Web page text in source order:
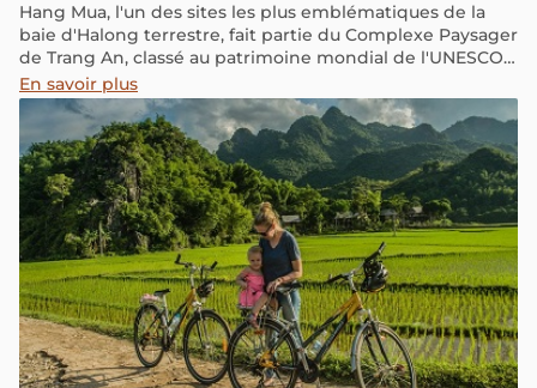
Hang Mua, l'un des sites les plus emblématiques de la
baie d'Halong terrestre, fait partie du Complexe Paysager
de Trang An, classé au patrimoine mondial de l'UNESCO
en tant que bien naturel et culturel. Avec ses montagnes
de calcaire, ce lieu offre une beauté majestueuse et
intemporelle.
En savoir plus